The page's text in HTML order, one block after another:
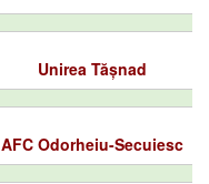
Unirea Tășnad
AFC Odorheiu-Secuiesc